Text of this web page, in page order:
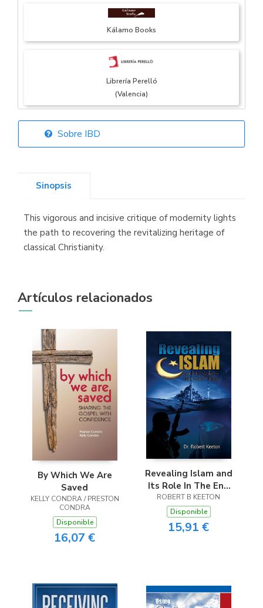
Kálamo Books
Librería Perelló
(Valencia)
Librería Elías
Librería Kolima
(Madrid)
Librería Proteo
Sobre IBD
Sinopsis
This vigorous and incisive critique of modernity lights
the path to recovering the revitalizing heritage of
classical Christianity.
Artículos relacionados
By Which We Are
Saved
KELLY CONDRA / PRESTON
CONDRA
Disponible
16,07 €
Revealing Islam and
Its Role In The End
Times
ROBERT B KEETON
Disponible
15,91 €